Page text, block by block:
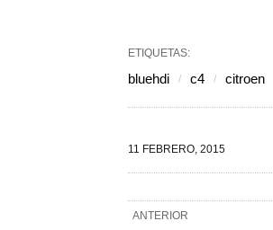
ETIQUETAS:
bluehdi c4 citroen
11 FEBRERO, 2015
ANTERIOR